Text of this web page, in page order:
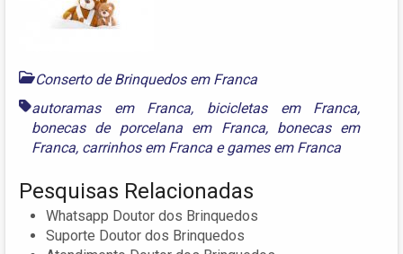
Conserto de Brinquedos em Franca
autoramas em Franca, bicicletas em Franca,
bonecas de porcelana em Franca, bonecas em
Franca, carrinhos em Franca egames em Franca
Pesquisas Relacionadas
Whatsapp Doutor dos Brinquedos
Suporte Doutor dos Brinquedos